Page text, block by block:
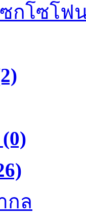
กโซโฟ
(0)
กล